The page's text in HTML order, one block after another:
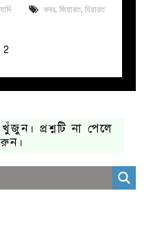
কবর, জিয়ারত, যিয়ারত
2
প্রশ্নটি না পেলে